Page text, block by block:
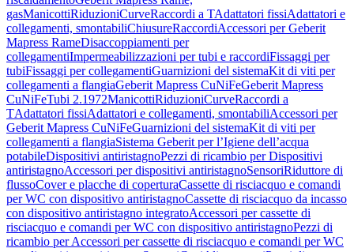
gasManicottiRiduzioniCurveRaccordi a TAdattatori fissiAdattatori e
collegamenti, smontabiliChiusureRaccordiAccessori per Geberit
Mapress RameDisaccoppiamenti per
collegamentiImpermeabilizzazioni per tubi e raccordiFissaggi per
tubiFissaggi per collegamentiGuarnizioni del sistemaKit di viti per
collegamenti a flangiaGeberit Mapress CuNiFeGeberit Mapress
CuNiFeTubi 2.1972ManicottiRiduzioniCurveRaccordi a
TAdattatori fissiAdattatori e collegamenti, smontabiliAccessori per
Geberit Mapress CuNiFeGuarnizioni del sistemaKit di viti per
collegamenti a flangiaSistema Geberit per l’Igiene dell’acqua
potabileDispositivi antiristagnoPezzi di ricambio per Dispositivi
antiristagnoAccessori per dispositivi antiristagnoSensoriRiduttore di
flussoCover e placche di coperturaCassette di risciacquo e comandi
per WC con dispositivo antiristagnoCassette di risciacquo da incasso
con dispositivo antiristagno integratoAccessori per cassette di
risciacquo e comandi per WC con dispositivo antiristagnoPezzi di
ricambio per Accessori per cassette di risciacquo e comandi per WC